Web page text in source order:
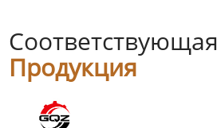
Соответствующая
Продукция